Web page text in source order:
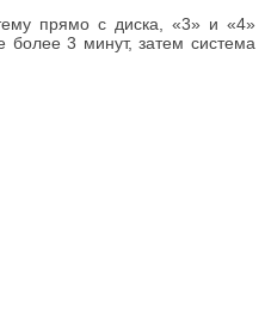
прямо с диска, «3» и «4»
3 минут, затем система